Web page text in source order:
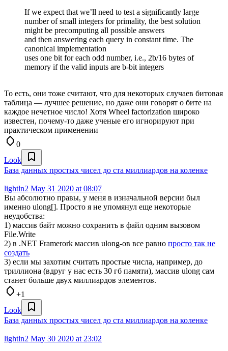
If we expect that we’ll need to test a significantly large
number of small integers for primality, the best solution
might be precomputing all possible answers
and then answering each query in constant time. The
canonical implementation
uses one bit for each odd number, i.e., 2b/16 bytes of
memory if the valid inputs are b-bit integers
То есть, они тоже считают, что для некоторых случаев битовая
таблица — лучшее решение, но даже они говорят о бите на
каждое нечетное число! Хотя Wheel factorization широко
известен, почему-то даже ученые его игнорируют при
практическом применении
0
Look
База данных простых чисел до ста миллиардов на коленке
lightln2 May 31 2020 at 08:07
Вы абсолютно правы, у меня в изначальной версии был
именно ulong[]. Просто я не упомянул еще некоторые
неудобства:
1) массив байт можно сохранить в файл одним вызовом
File.Write
2) в .NET Framerork массив ulong-ов все равно просто так не
создать
3) если мы захотим считать простые числа, например, до
триллиона (вдруг у нас есть 30 гб памяти), массив ulong сам
станет больше двух миллиардов элементов.
+1
Look
База данных простых чисел до ста миллиардов на коленке
lightln2 May 30 2020 at 23:02